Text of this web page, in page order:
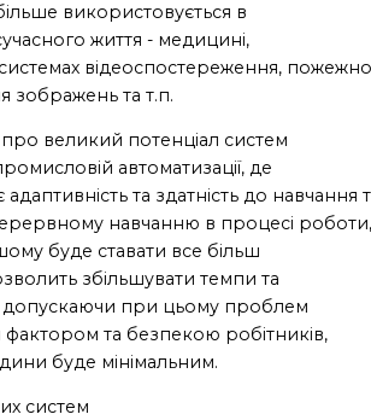
використовується в
життя - медицині,
відеоспостереження,
зображень та т.п.
великий потенціал систем
автоматизації, де
та здатність до навчання
навчанню в процесі роботи,
буде ставати все більш
збільшувати темпи та
допускаючи при цьому проблем
та безпекою робітників,
буде мінімальним.
систем